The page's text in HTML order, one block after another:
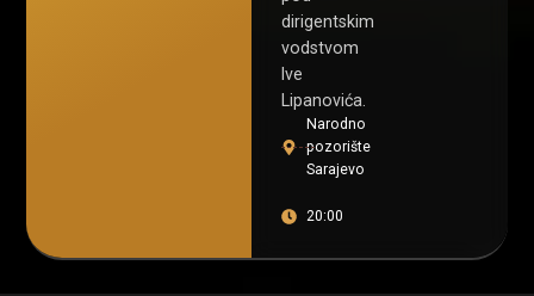
dirigentskim
vodstvom
Ive
Lipanovića.
Narodno
pozorište
Sarajevo
20:00